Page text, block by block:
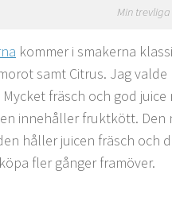
Min
kommer i smakerna
samt Citrus. Jag
fräsch och god
innehåller fruktkött. Den
håller juicen fräsch och
fler gånger framöver.